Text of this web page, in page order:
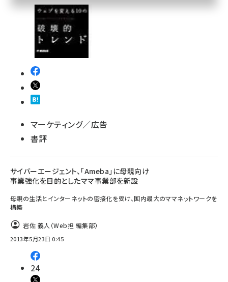
z世代 (1622)
meo (1275)
llmo (1161)
マーケティング／広告
書評
サイバーエージェント、「Ameba」に母親向け
事業強化を目的としたママ事業部を新設
母親の生活とインターネットの密接化を受け、国内最大のママネットワークを
構築
岩佐 義人（Web担 編集部）
2013年5月23日 0:45
24